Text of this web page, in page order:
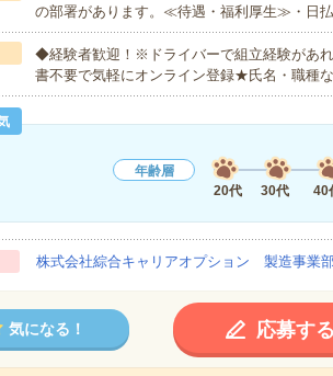
の部署があります。≪待遇・福利厚生≫・日
◆経験者歓迎！※ドライバーで組立経験があ
書不要で気軽にオンライン登録★氏名・職種
年齢層
20代
30代 40
株式会社綜合キャリアオプション 製造事業部
気になる！ 応募する